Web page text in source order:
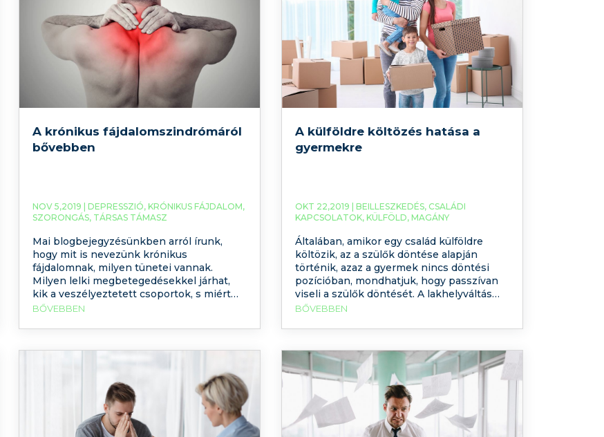
A krónikus fájdalomszindrómáról
bővebben
NOV 5,2019 | DEPRESSZIÓ, KRÓNIKUS FÁJDALOM,
SZORONGÁS, TÁRSAS TÁMASZ
Mai blogbejegyzésünkben arról írunk,
hogy mit is nevezünk krónikus
fájdalomnak, milyen tünetei vannak.
Milyen lelki megbetegedésekkel járhat,
kik a veszélyeztetett csoportok, s miért
ajánlott pszichológushoz fordulni, ha
nevezünk fájdalomnak, milyen típusai
érzelmi szenvedés, amely aktuális,
képzelt, vagy fenyegető testi
BŐVEBBEN
A külföldre költözés hatása a
gyermekre
OKT 22,2019 | BEILLESZKEDÉS, CSALÁDI
KAPCSOLATOK, KÜLFÖLD, MAGÁNY
Általában, amikor egy család külföldre
költözik, az a szülők döntése alapján
történik, azaz a gyermek nincs döntési
pozícióban, mondhatjuk, hogy passzívan
viseli a szülők döntését. A lakhelyváltás
egy országon belül is megterhelő lehet,
környezetbe kell integrálódni. Külföldre
esetleges nyelvi nehézségek plusz
pszichés terhet rónak a
BŐVEBBEN